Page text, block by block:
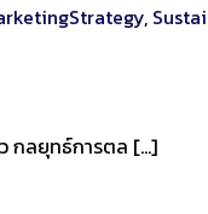
,
กลยุทธ์การตล […]